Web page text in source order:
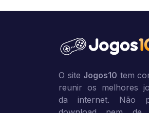
O site Jogos10 tem
reunir os melhores
da internet. Não